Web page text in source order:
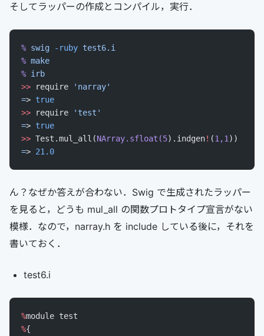
そしてラッパーの作成とコンパイル，実行．
% swig -ruby test6.i
% make
% irb
>> require
'narray'
=> true
>> require
'test'
=> true
>> Test.mul_all(NArray.sfloat(5).indgen! (1,1))
=> 21.0
ん？なぜか答えが合わない．Swig で生成されたラッパー
を見ると，どうも mul_all の関数プロトタイプ宣言がない
模様．なので，narray.h を include している後に，それを
書いておく．
test6.i
%module test
%{